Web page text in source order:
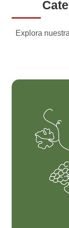
Explora